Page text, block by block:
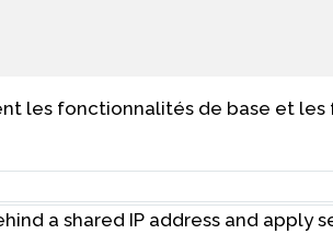
les fonctionnalités de base et
a shared IP address and apply